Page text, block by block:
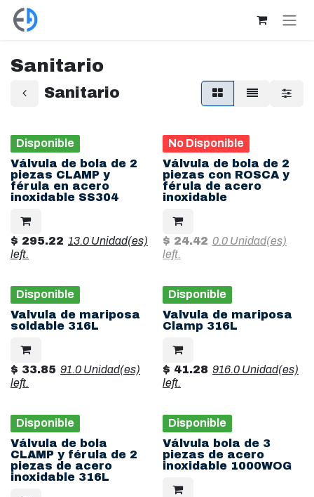
Ir al contenido
Sanitario
Sanitario
Disponible
Válvula de bola de 2
piezas CLAMP y
férula en acero
inoxidable SS304
$ 295.22 13.0 Unidad(es)
left.
No Disponible
Válvula de bola de 2
piezas con ROSCA y
férula de acero
inoxidable
$ 24.42 0.0 Unidad(es)
left.
Disponible
Valvula de mariposa
soldable 316L
$ 33.85 91.0 Unidad(es)
left.
Disponible
Valvula de mariposa
Clamp 316L
$ 41.28 916.0 Unidad(es)
left.
Disponible
Válvula de bola
CLAMP y férula de 2
piezas de acero
inoxidable 316L
Disponible
Válvula bola de 3
piezas de acero
inoxidable 1000WOG